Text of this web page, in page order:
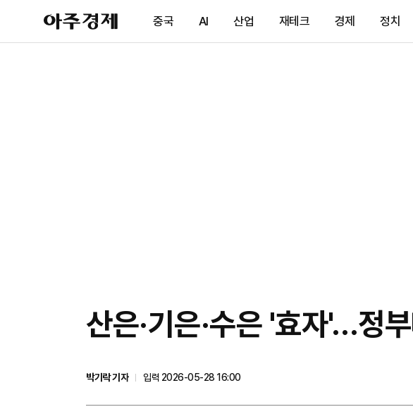
아
주
제
중국 AI 산업 재테크 경제 정치
산은·기은·수은 '효자'…정
박기락 기자
입력 2026-05-28 16:00